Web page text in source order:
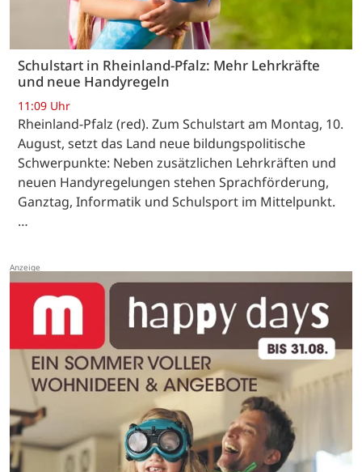
Schulstart in Rheinland-Pfalz: Mehr Lehrkräfte
und neue Handyregeln
11:09 Uhr
Rheinland-Pfalz (red). Zum Schulstart am Montag, 10.
August, setzt das Land neue bildungspolitische
Schwerpunkte: Neben zusätzlichen Lehrkräften und
neuen Handyregelungen stehen Sprachförderung,
Ganztag, Informatik und Schulsport im Mittelpunkt.
…